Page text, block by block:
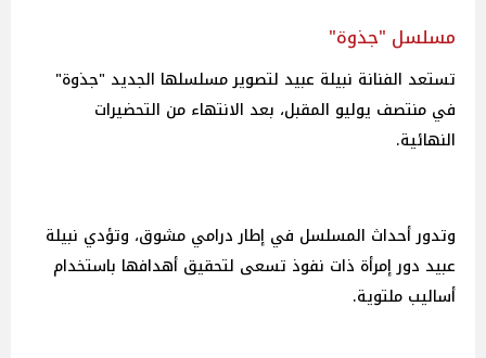
مسلسل "جذوة"
تستعد الفنانة نبيلة عبيد لتصوير مسلسلها الجديد "جذوة"
في منتصف يوليو المقبل، بعد الانتهاء من التحضيرات
النهائية.
وتدور أحداث المسلسل في إطار درامي مشوق، وتؤدي نبيلة
عبيد دور إمرأة ذات نفوذ تسعى لتحقيق أهدافها باستخدام
أساليب ملتوية.